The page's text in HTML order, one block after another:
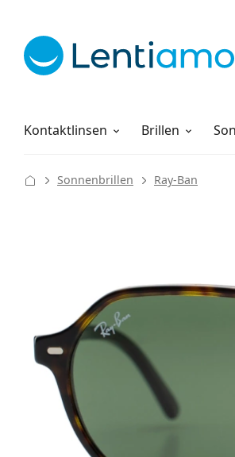
Kontaktlinsen
Pflegemittel Brillen
Alles über den Einkauf
Sonnenbrillen Ray-Ban